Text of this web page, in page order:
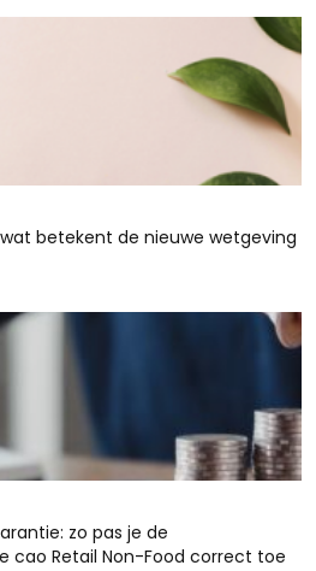
betekent de nieuwe wetgeving
zo pas je de
cao Retail Non-Food correct toe